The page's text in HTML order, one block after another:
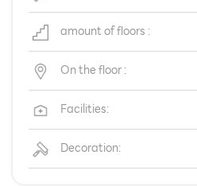
amount of floors :
On the floor :
Facilities:
Decoration: